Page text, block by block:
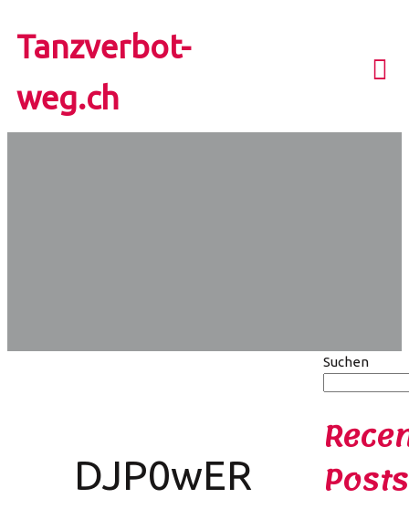
Tanzverbot-
weg.ch
DJP0wER
Suchen
Posts